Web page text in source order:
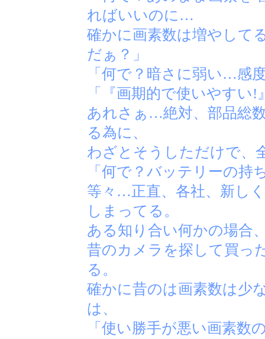
ればいいのに…
確かに画素数は増やして
だぁ？」
「何で？暗さに弱い…感
「『画期的で使いやす
あれさぁ…絶対、部品総
る為に、
わざとそうしただけで、
「何で？バッテリーの
等々…正直、各社、新し
しまってる。
ある知り合い何かの場合
昔のカメラを探して買っ
る。
確かに昔のは画素数は少
は、
「使い勝手が悪い画素数